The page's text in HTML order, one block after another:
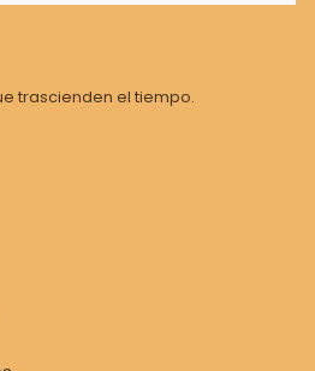
trascienden el tiempo.